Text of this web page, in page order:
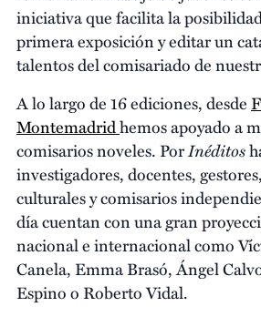
iniciativa que facilita la
primera exposición y editar un
talentos del comisariado de
A lo largo de 16 ediciones, desde
Montemadridhemos apoyado a
comisarios noveles. PorInéditos
investigadores, docentes,
culturales y comisarios
día cuentan con una gran
nacional e internacional como
Canela, Emma Brasó, Ángel
Espino o Roberto Vidal.